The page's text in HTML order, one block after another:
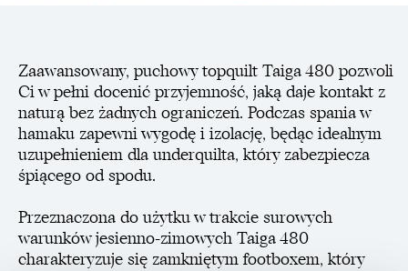
Zaawansowany, puchowy topquilt Taiga 480 pozwoli
Ci w pełni docenić przyjemność, jaką daje kontakt z
naturą bez żadnych ograniczeń. Podczas spania w
hamaku zapewni wygodę i izolację, będąc idealnym
uzupełnieniem dla underquilta, który zabezpiecza
śpiącego od spodu.
Przeznaczona do użytku w trakcie surowych
warunków jesienno-zimowych Taiga 480
charakteryzuje się zamkniętym footboxem, który